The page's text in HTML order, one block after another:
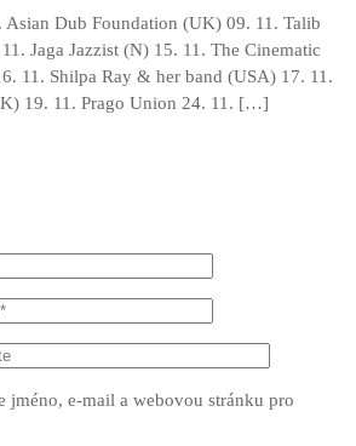
Dub Foundation (UK) 09. 11. Talib
Jaga Jazzist (N) 15. 11. The Cinematic
11. Shilpa Ray & her band (USA) 17. 11.
19. 11. Prago Union 24. 11. […]
jméno, e-mail a webovou stránku pro